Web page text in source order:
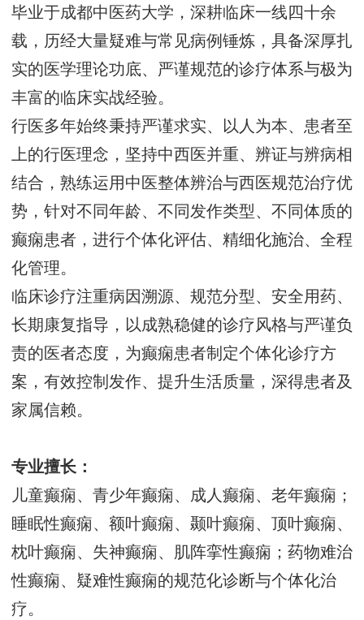
毕业于成都中医药大学，深耕临床一线四十余
载，历经大量疑难与常见病例锤炼，具备深厚扎
实的医学理论功底、严谨规范的诊疗体系与极为
丰富的临床实战经验。
行医多年始终秉持严谨求实、以人为本、患者至
上的行医理念，坚持中西医并重、辨证与辨病相
结合，熟练运用中医整体辨治与西医规范治疗优
势，针对不同年龄、不同发作类型、不同体质的
癫痫患者，进行个体化评估、精细化施治、全程
化管理。
临床诊疗注重病因溯源、规范分型、安全用药、
长期康复指导，以成熟稳健的诊疗风格与严谨负
责的医者态度，为癫痫患者制定个体化诊疗方
案，有效控制发作、提升生活质量，深得患者及
家属信赖。
专业擅长：
儿童癫痫、青少年癫痫、成人癫痫、老年癫痫；
睡眠性癫痫、额叶癫痫、颞叶癫痫、顶叶癫痫、
枕叶癫痫、失神癫痫、肌阵挛性癫痫；药物难治
性癫痫、疑难性癫痫的规范化诊断与个体化治
疗。